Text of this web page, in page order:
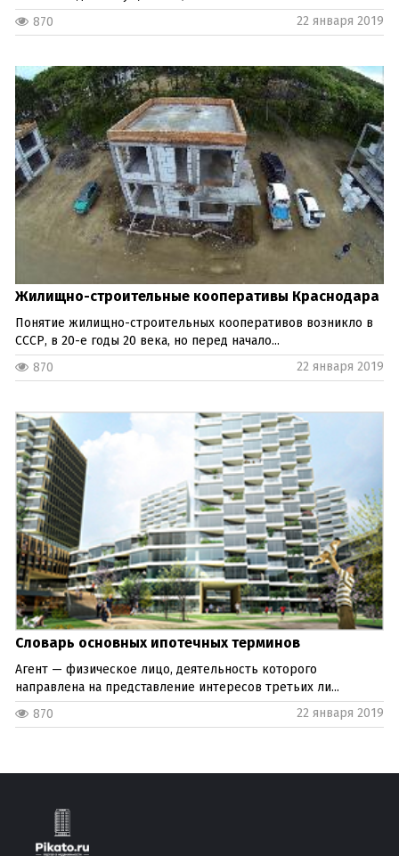
870
22 января 2019
Жилищно-строительные кооперативы Краснодара
Понятие жилищно-строительных кооперативов возникло в
СССР, в 20-е годы 20 века, но перед начало...
870
22 января 2019
Словарь основных ипотечных терминов
Агент — физическое лицо, деятельность которого
направлена на представление интересов третьих ли...
870
22 января 2019